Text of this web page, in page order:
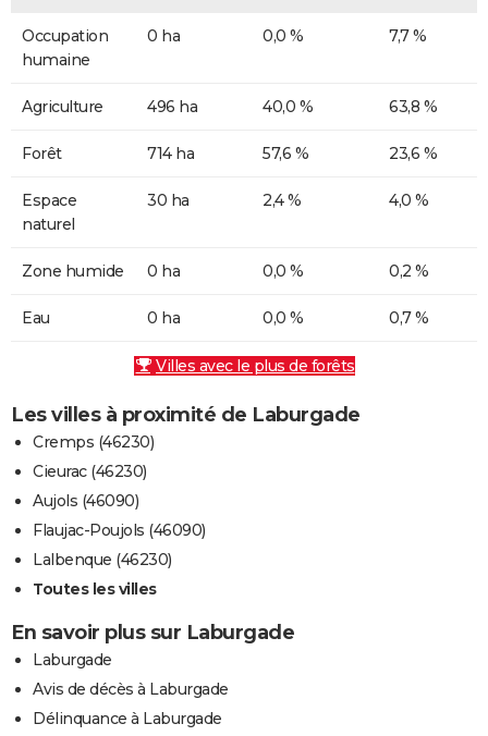
Occupation
humaine
0 ha 0,0 % 7,7 %
Agriculture 496 ha 40,0 % 63,8 %
Forêt 714 ha 57,6 % 23,6 %
Espace
naturel
30 ha 2,4 % 4,0 %
Zone humide 0 ha 0,0 % 0,2 %
Eau 0 ha 0,0 % 0,7 %
Villes avec le plus de forêts
Les villes à proximité de Laburgade
Cremps (46230)
Cieurac (46230)
Aujols (46090)
Flaujac-Poujols (46090)
Lalbenque (46230)
Toutes les villes
En savoir plus sur Laburgade
Laburgade
Avis de décès à Laburgade
Délinquance à Laburgade